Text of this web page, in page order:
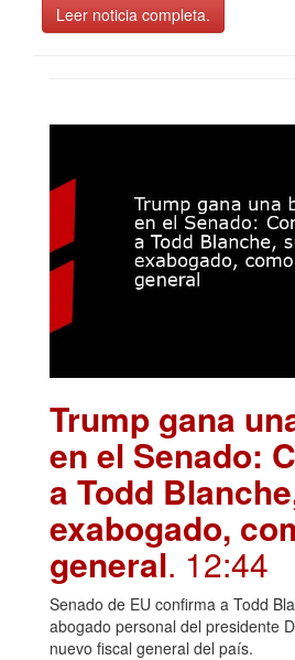
Leer noticia completa.
Trump gana
en el Senado:
a Todd
exabogado,
general. 12:44
Senado de EU confirma a Todd
abogado personal del presidente
nuevo fiscal general del país.